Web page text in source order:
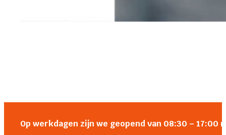
Op werkdagen zijn we geopend van 08:30 –